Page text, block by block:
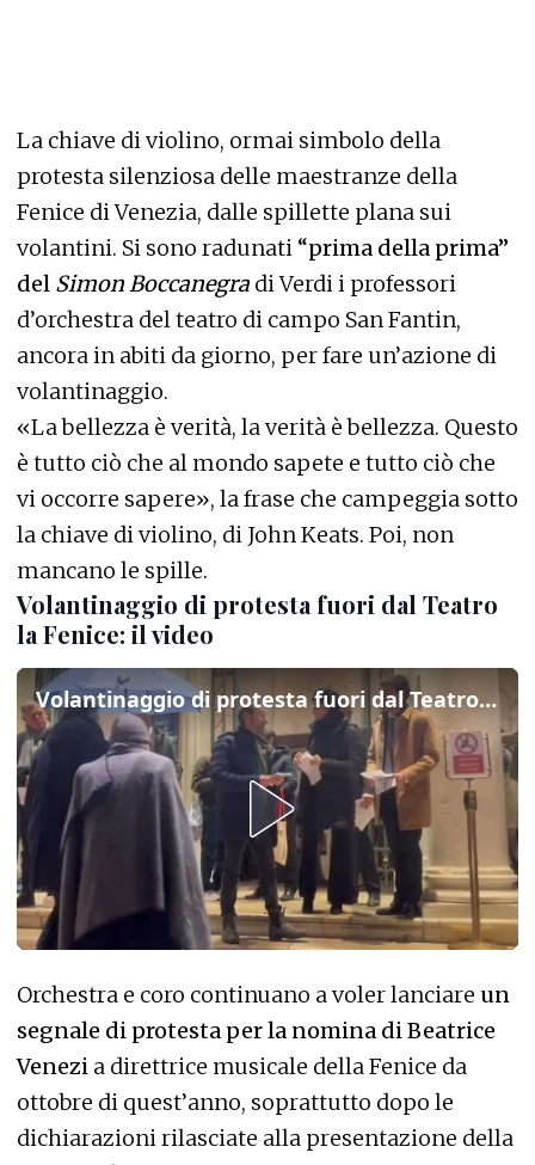
La chiave di violino, ormai simbolo della
protesta silenziosa delle maestranze della
Fenice di Venezia, dalle spillette plana sui
volantini. Si sono radunati “prima della prima”
del Simon Boccanegra di Verdi i professori
d’orchestra del teatro di campo San Fantin,
ancora in abiti da giorno, per fare un’azione di
volantinaggio.
«La bellezza è verità, la verità è bellezza. Questo
è tutto ciò che al mondo sapete e tutto ciò che
vi occorre sapere», la frase che campeggia sotto
la chiave di violino, di John Keats. Poi, non
mancano le spille.
Volantinaggio di protesta fuori dal Teatro
la Fenice: il video
Volantinaggio di protesta fuori dal Teatro la Fenice: il video
Orchestra e coro continuano a voler lanciare un
segnale di protesta per la nomina di Beatrice
Venezi a direttrice musicale della Fenice da
ottobre di quest’anno, soprattutto dopo le
dichiarazioni rilasciate alla presentazione della